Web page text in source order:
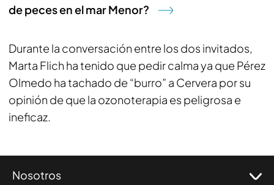
de peces en el mar Menor?
Durante la conversación entre los dos invitados,
Marta Flich ha tenido que pedir calma ya que Pérez
Olmedo ha tachado de “burro” a Cervera por su
opinión de que la ozonoterapia es peligrosa e
ineficaz.
Nosotros